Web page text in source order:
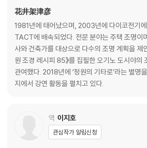
2 정원
정원수는 ‘자연스러운 달빛’으로 비춘다
정원의 조명은 높은 곳에
처마 밑면을 이용해 높은 곳에서 글레어리스 다운
조명으로 코트하우스를 더욱 아늑하게
정원과 실내를 연결하는 중간 영역의 빛
중간 영역에 그려내는 아름다운 빛과 그림자
자동차의 실루엣을 돋보이게 하는 빛
-정원수의 조명 도감 : 쇠물푸레나무 / 산딸나무 /
Column 낮은 창으로 연출한 빛의 정원
花井架津彦
1981년에 태어났으며, 2003년에 다이코전기
TACT에 배속되었다. 전문 분야는 주택 조명이
사와 건축가를 대상으로 다수의 조명 계획을 제
원 조경 레시피 85》를 집필한 오기노 도시야의
관여했다. 2018년에 ‘정원의 기타로’라는 별명
지에서 강연 활동을 펼치고 있다.
역 이지호
관심작가 알림신청